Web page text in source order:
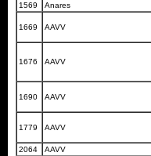
1569 Anares
1669 AAVV
1676 AAVV
1690 AAVV
1779 AAVV
2064 AAVV